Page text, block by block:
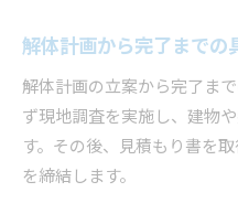
解体計画から完了までの
解体計画の立案から完了ま
ず現地調査を実施し、建物
す。その後、見積もり書を
を締結します。